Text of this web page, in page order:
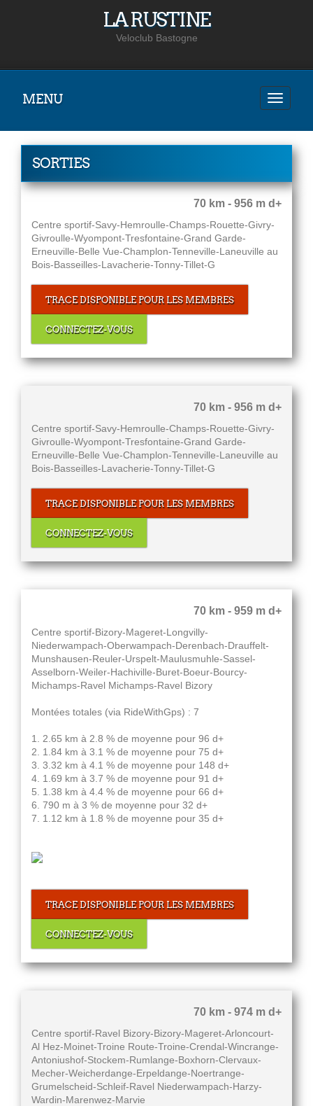
LA RUSTINE
Veloclub Bastogne
MENU
SORTIES
70 km - 956 m d+
Centre sportif-Savy-Hemroulle-Champs-Rouette-Givry-
Givroulle-Wyompont-Tresfontaine-Grand Garde-
Erneuville-Belle Vue-Champlon-Tenneville-Laneuville au
Bois-Basseilles-Lavacherie-Tonny-Tillet-G
TRACE DISPONIBLE POUR LES MEMBRES
CONNECTEZ-VOUS
70 km - 956 m d+
Centre sportif-Savy-Hemroulle-Champs-Rouette-Givry-
Givroulle-Wyompont-Tresfontaine-Grand Garde-
Erneuville-Belle Vue-Champlon-Tenneville-Laneuville au
Bois-Basseilles-Lavacherie-Tonny-Tillet-G
TRACE DISPONIBLE POUR LES MEMBRES
CONNECTEZ-VOUS
70 km - 959 m d+
Centre sportif-Bizory-Mageret-Longvilly-
Niederwampach-Oberwampach-Derenbach-Drauffelt-
Munshausen-Reuler-Urspelt-Maulusmuhle-Sassel-
Asselborn-Weiler-Hachiville-Buret-Boeur-Bourcy-
Michamps-Ravel Michamps-Ravel Bizory
Montées totales (via RideWithGps) : 7
1. 2.65 km à 2.8 % de moyenne pour 96 d+
2. 1.84 km à 3.1 % de moyenne pour 75 d+
3. 3.32 km à 4.1 % de moyenne pour 148 d+
4. 1.69 km à 3.7 % de moyenne pour 91 d+
5. 1.38 km à 4.4 % de moyenne pour 66 d+
6. 790 m à 3 % de moyenne pour 32 d+
7. 1.12 km à 1.8 % de moyenne pour 35 d+
TRACE DISPONIBLE POUR LES MEMBRES
CONNECTEZ-VOUS
70 km - 974 m d+
Centre sportif-Ravel Bizory-Bizory-Mageret-Arloncourt-
Al Hez-Moinet-Troine Route-Troine-Crendal-Wincrange-
Antoniushof-Stockem-Rumlange-Boxhorn-Clervaux-
Mecher-Weicherdange-Erpeldange-Noertrange-
Grumelscheid-Schleif-Ravel Niederwampach-Harzy-
Wardin-Marenwez-Marvie